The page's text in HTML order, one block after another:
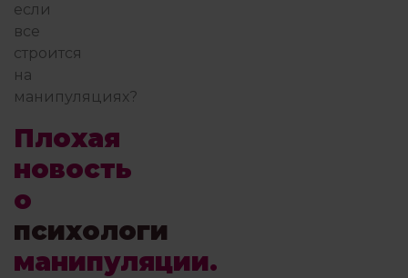
если
все
строится
на
манипуляциях?
Плохая
новость
о
психологи
манипуляции.